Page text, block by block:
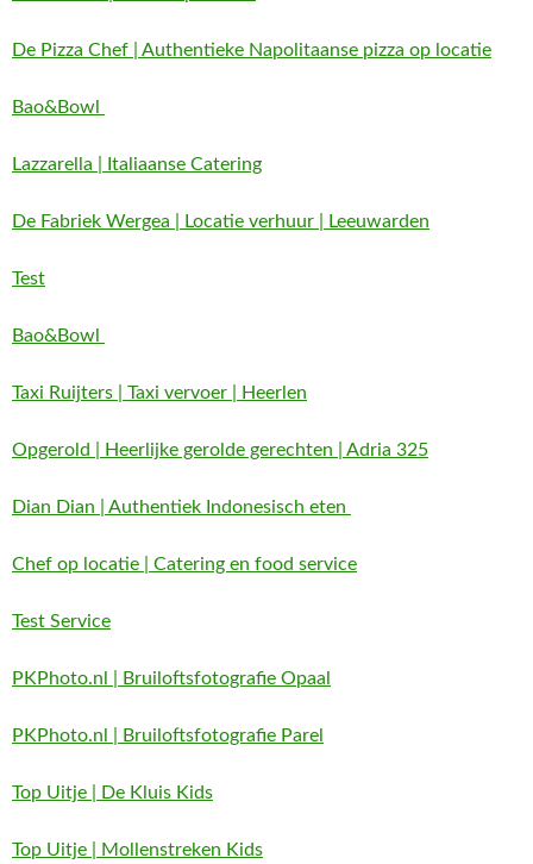
De Pizza Chef | Authentieke Napolitaanse pizza op locatie
Bao&Bowl
Lazzarella | Italiaanse Catering
De Fabriek Wergea | Locatie verhuur | Leeuwarden
Test
Bao&Bowl
Taxi Ruijters | Taxi vervoer | Heerlen
Opgerold | Heerlijke gerolde gerechten | Adria 325
Dian Dian | Authentiek Indonesisch eten
Chef op locatie | Catering en food service
Test Service
PKPhoto.nl | Bruiloftsfotografie Opaal
PKPhoto.nl | Bruiloftsfotografie Parel
Top Uitje | De Kluis Kids
Top Uitje | Mollenstreken Kids